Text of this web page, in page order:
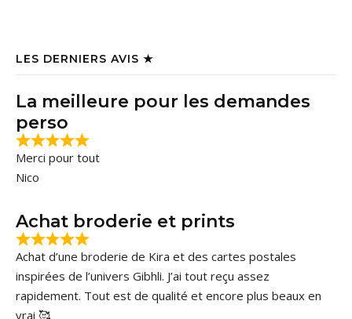
LES DERNIERS AVIS ★
La meilleure pour les demandes
perso
Merci pour tout
Nico
Achat broderie et prints
Achat d’une broderie de Kira et des cartes postales
inspirées de l’univers Gibhli. J’ai tout reçu assez
rapidement. Tout est de qualité et encore plus beaux en
vrai 🥰